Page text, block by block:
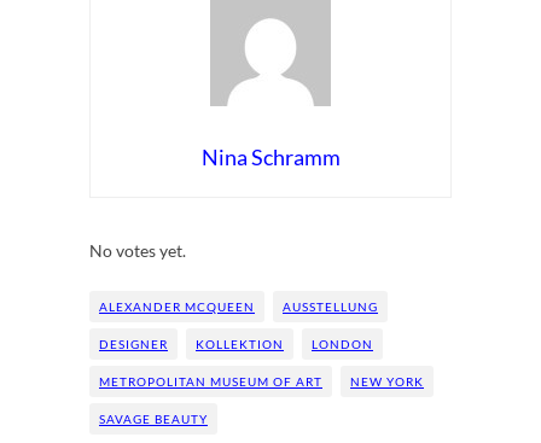
Nina Schramm
No votes yet.
ALEXANDER MCQUEEN AUSSTELLUNG
DESIGNER KOLLEKTION LONDON
METROPOLITAN MUSEUM OF ART NEW YORK
SAVAGE BEAUTY